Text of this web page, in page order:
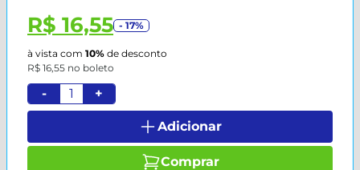
R$ 16,55 - 17%
à vista com 10% de desconto
R$ 16,55 no boleto
- +
Adicionar
Comprar